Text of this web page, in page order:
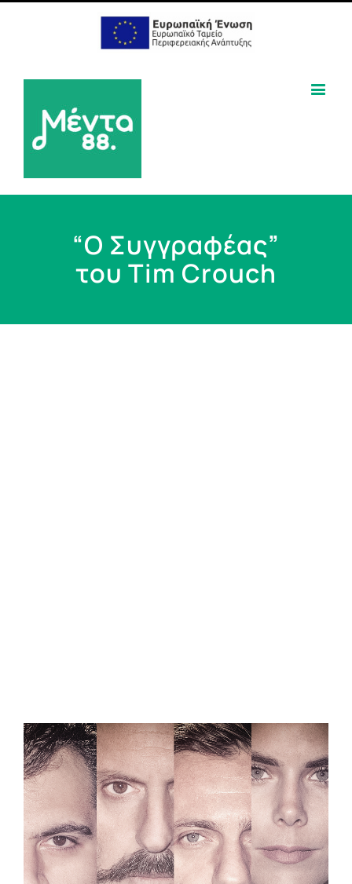
“Ο Συγγραφέας”
του Tim Crouch
View
Larger
Image